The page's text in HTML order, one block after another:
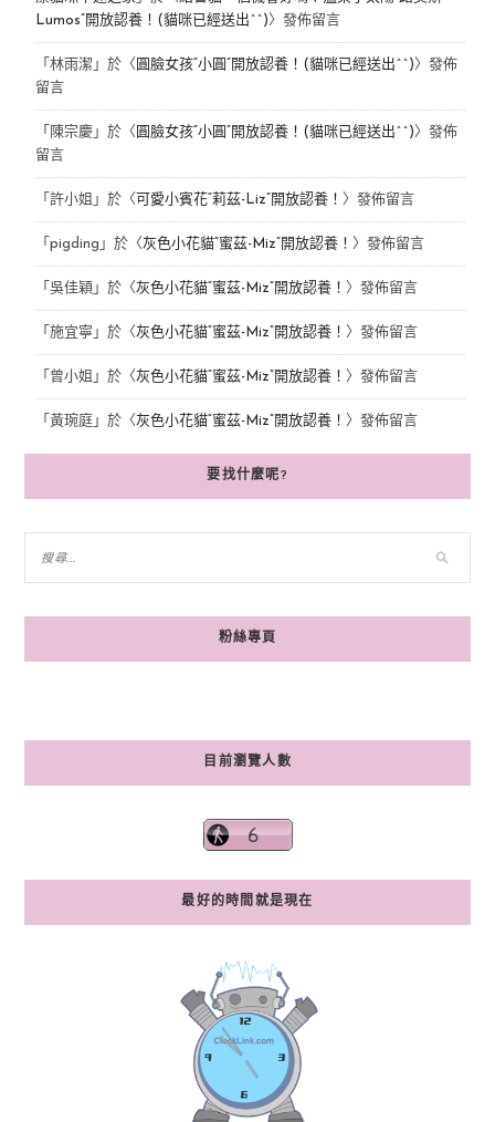
Lumos”開放認養！(貓咪已經送出^^)〉發佈留言
「 林雨潔 」於〈 圓臉女孩“小圓”開放認養！(貓咪已經送出^^)〉發佈
留言
「 陳宗慶」於〈 圓臉女孩“小圓”開放認養！(貓咪已經送出^^)〉發佈
留言
「 許小姐 」於〈 可愛小賓花“莉茲-Liz”開放認養！ 〉發佈留言
「 pigding 」於〈灰色小花貓“蜜茲-Miz”開放認養！ 〉發佈留言
「 吳佳穎 」於〈灰色小花貓“蜜茲-Miz”開放認養！ 〉發佈留言
「 施宜寧 」於〈灰色小花貓“蜜茲-Miz”開放認養！ 〉發佈留言
「 曾小姐 」於〈灰色小花貓“蜜茲-Miz”開放認養！ 〉發佈留言
「 黃琬庭」於〈灰色小花貓“蜜茲-Miz”開放認養！ 〉發佈留言
要找什麼呢?
粉絲專頁
目前瀏覽人數
最好的時間就是現在